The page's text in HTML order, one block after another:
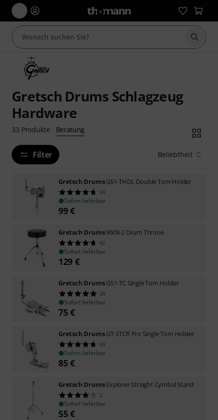
Suche
Gretsch Drums Schlagzeug
Hardware
33 Produkte · Beratung
Filter Beliebtheit
Gretsch DrumsGS1-THDL Double Tom Holder
24
Sofort lieferbar
99€
Gretsch Drums9608-2 Drum Throne
42
Sofort lieferbar
129 €
Gretsch DrumsGS1-TC Single Tom Holder
20
Sofort lieferbar
75€
Gretsch DrumsGT-STCR Pro Single Tom Holder
30
Sofort lieferbar
85€
Gretsch DrumsExplorer Straight Cymbal Stand
2
Sofort lieferbar
55€